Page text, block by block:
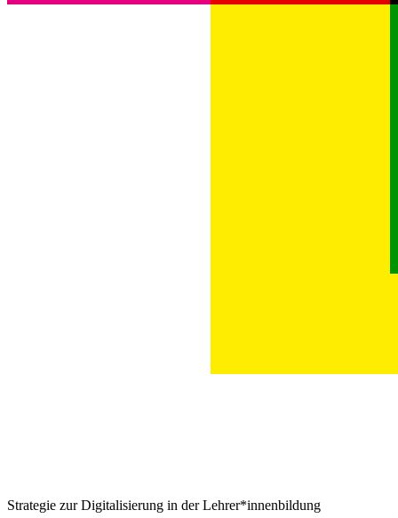
Strategie zur Digitalisierung in der Lehrer*innenbildung